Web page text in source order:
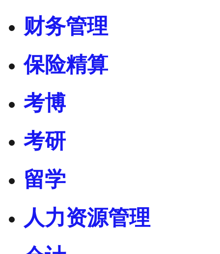
财务管理
保险精算
考博
考研
留学
人力资源管理